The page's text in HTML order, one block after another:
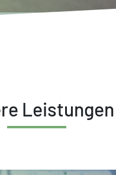
Leistungen